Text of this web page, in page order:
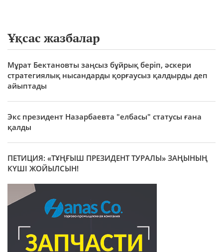
Ұқсас жазбалар
Мұрат Бектановты заңсыз бұйрық беріп, әскери
стратегиялық нысандарды қорғаусыз қалдырды деп
айыптады
Экс президент Назарбаевта "елбасы" статусы ғана
қалды
ПЕТИЦИЯ: «ТҰҢҒЫШ ПРЕЗИДЕНТ ТУРАЛЫ» ЗАҢЫНЫҢ
КҮШІ ЖОЙЫЛСЫН!